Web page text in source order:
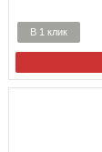
В 1 клик